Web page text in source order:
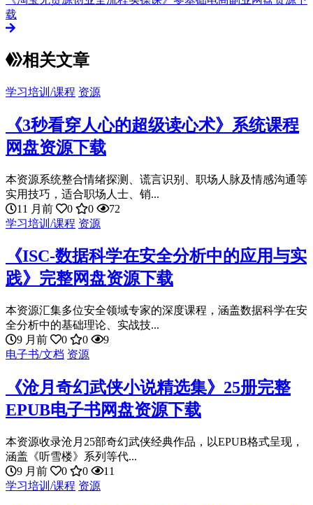
载
相关文章
学习培训/课程 资源
《3秒看穿人心的超级读心术》系统课程
网盘资源下载
本资源系统整合情绪探测、谎言识别、职场人脉及情感沟通等
实用技巧，适合职场人士、销...
11 月前
0 0
72
学习培训/课程 资源
《ISC-数据科学在安全分析中的应用与实
践》完整网盘资源下载
本资源汇集多位安全领域专家的深度课程，涵盖数据科学在安
全分析中的基础理论、实战技...
9 月前
0 0
9
电子书/文档 资源
《沧月奇幻武侠小说精选集》25册完整
EPUB电子书网盘资源下载
本资源收录沧月25部奇幻武侠经典作品，以EPUB格式呈现，
涵盖《听雪楼》系列等代...
9 月前
0 0
11
学习培训/课程 资源